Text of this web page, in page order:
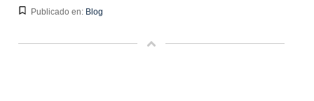
Publicado en: Blog